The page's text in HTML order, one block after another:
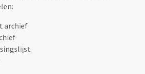
archief